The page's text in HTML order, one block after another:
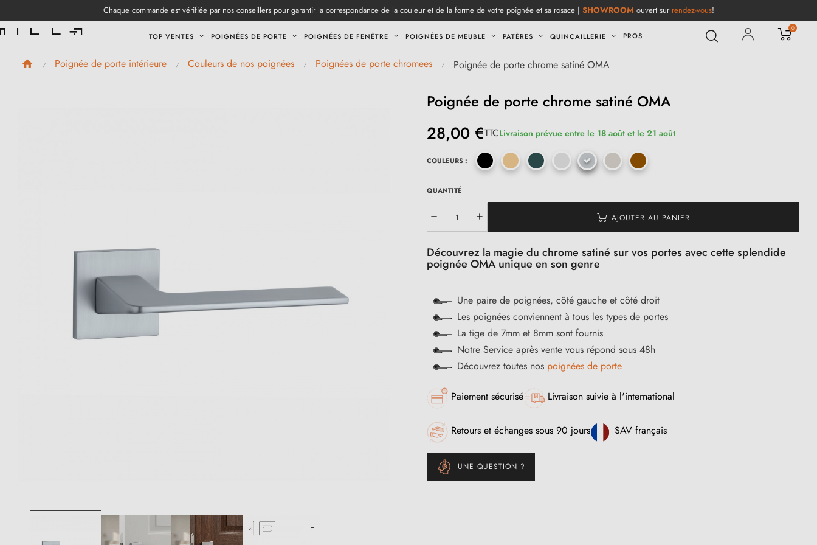
Chaque commande est vérifiée par nos conseillers pour garantir la correspondance de la couleur et de la forme de votre poignée et sa rosace | SHOWROOM ouvert sur rendez-vous!
TOP VENTES POIGNÉES DE PORTE POIGNÉES DE FENÊTRE POIGNÉES DE MEUBLE PATÈRES QUINCAILLERIE PROS
0
Poignée de porte intérieure Couleurs de nos poignées Poignées de porte chromees Poignée de porte chrome satiné OMA
Poignée de porte chrome satiné OMA
28,00 €TTCLivraison prévue entre le 18 août et le 21 août
COULEURS :
QUANTITÉ
AJOUTER AU PANIER
Découvrez la magie du chrome satiné sur vos portes avec cette splendide
poignée OMA unique en son genre
Une paire de poignées, côté gauche et côté droit
Les poignées conviennent à tous les types de portes
La tige de 7mm et 8mm sont fournis
Notre Service après vente vous répond sous 48h
Découvrez toutes nos poignées de porte
Paiement sécurisé Livraison suivie à l'international
Retours et échanges sous 90 jours SAV français
UNE QUESTION ?